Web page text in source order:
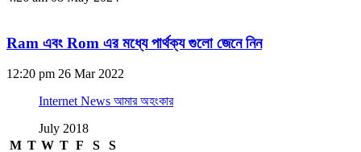
Ram এবং Rom এর মধ্যে পার্থক্য গুলো জেনে নিন
12:20 pm 26 Mar 2022
Internet News আমার অহংকার
July 2018
M T W T F S
S